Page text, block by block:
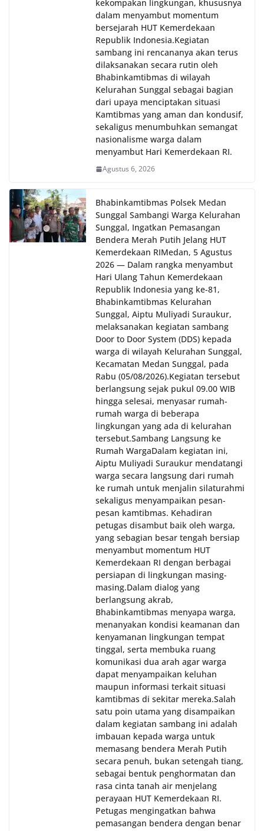
kekompakan lingkungan, khususnya
dalam menyambut momentum
bersejarah HUT Kemerdekaan
Republik Indonesia.‎Kegiatan
sambang ini rencananya akan terus
dilaksanakan secara rutin oleh
Bhabinkamtibmas di wilayah
Kelurahan Sunggal sebagai bagian
dari upaya menciptakan situasi
Kamtibmas yang aman dan kondusif,
sekaligus menumbuhkan semangat
nasionalisme warga dalam
menyambut Hari Kemerdekaan RI.
Agustus 6, 2026
Bhabinkamtibmas Polsek Medan
Sunggal Sambangi Warga Kelurahan
Sunggal, Ingatkan Pemasangan
Bendera Merah Putih Jelang HUT
Kemerdekaan RI‎‎Medan, 5 Agustus
2026 — Dalam rangka menyambut
Hari Ulang Tahun Kemerdekaan
Republik Indonesia yang ke-81,
Bhabinkamtibmas Kelurahan
Sunggal, Aiptu Muliyadi Suraukur,
melaksanakan kegiatan sambang
Door to Door System (DDS) kepada
warga di wilayah Kelurahan Sunggal,
Kecamatan Medan Sunggal, pada
Rabu (05/08/2026).‎‎Kegiatan tersebut
berlangsung sejak pukul 09.00 WIB
hingga selesai, menyasar rumah-
rumah warga di beberapa
lingkungan yang ada di kelurahan
tersebut.‎Sambang Langsung ke
Rumah Warga‎Dalam kegiatan ini,
Aiptu Muliyadi Suraukur mendatangi
warga secara langsung dari rumah
ke rumah untuk menjalin silaturahmi
sekaligus menyampaikan pesan-
pesan kamtibmas. Kehadiran
petugas disambut baik oleh warga,
yang sebagian besar tengah bersiap
menyambut momentum HUT
Kemerdekaan RI dengan berbagai
persiapan di lingkungan masing-
masing.‎Dalam dialog yang
berlangsung akrab,
Bhabinkamtibmas menyapa warga,
menanyakan kondisi keamanan dan
kenyamanan lingkungan tempat
tinggal, serta membuka ruang
komunikasi dua arah agar warga
dapat menyampaikan keluhan
maupun informasi terkait situasi
kamtibmas di sekitar mereka.‎‎‎Salah
satu poin utama yang disampaikan
dalam kegiatan sambang ini adalah
imbauan kepada warga untuk
memasang bendera Merah Putih
secara penuh, bukan setengah tiang,
sebagai bentuk penghormatan dan
rasa cinta tanah air menjelang
perayaan HUT Kemerdekaan RI.
Petugas mengingatkan bahwa
pemasangan bendera dengan benar